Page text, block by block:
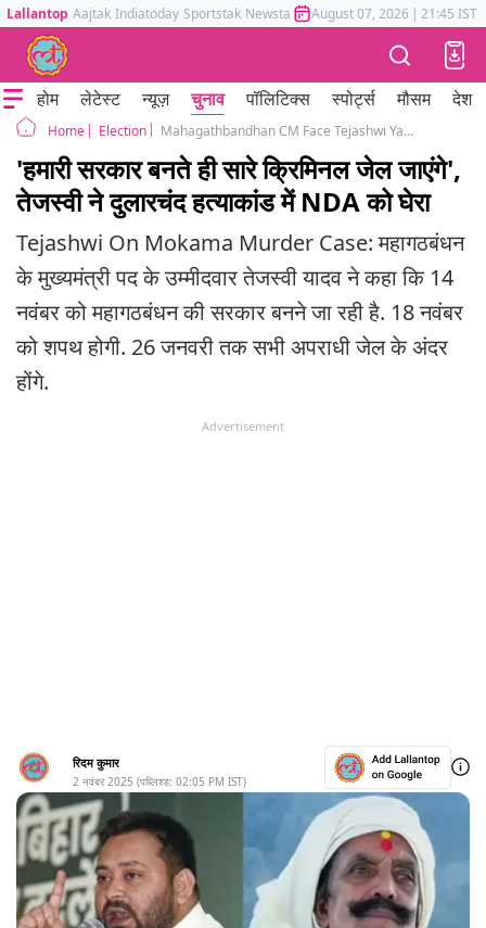
Lallantop Aajtak Indiatoday Sportstak Newstak Mumbai Tak Astrotak
August 07, 2026 | 21:45 IST
होम लेटेस्ट न्यूज़ चुनाव पॉलिटिक्स स्पोर्ट्स मौसम देश
Home Election Mahagathbandhan CM Face Tejashwi Yadav On Mokama Murder Case
'हमारी सरकार बनते ही सारे क्रिमिनल जेल जाएंगे',
तेजस्वी ने दुलारचंद हत्याकांड में NDA को घेरा
Tejashwi On Mokama Murder Case: महागठबंधन
के मुख्यमंत्री पद के उम्मीदवार तेजस्वी यादव ने कहा कि 14
नवंबर को महागठबंधन की सरकार बनने जा रही है. 18 नवंबर
को शपथ होगी. 26 जनवरी तक सभी अपराधी जेल के अंदर
होंगे.
Advertisement
रिदम कुमार
2 नवंबर 2025 (पब्लिश्ड: 02:05 PM IST)